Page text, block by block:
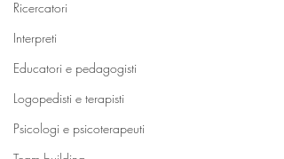
Ricercatori
Interpreti
Educatori e pedagogisti
Logopedisti e terapisti
Psicologi e psicoterapeuti